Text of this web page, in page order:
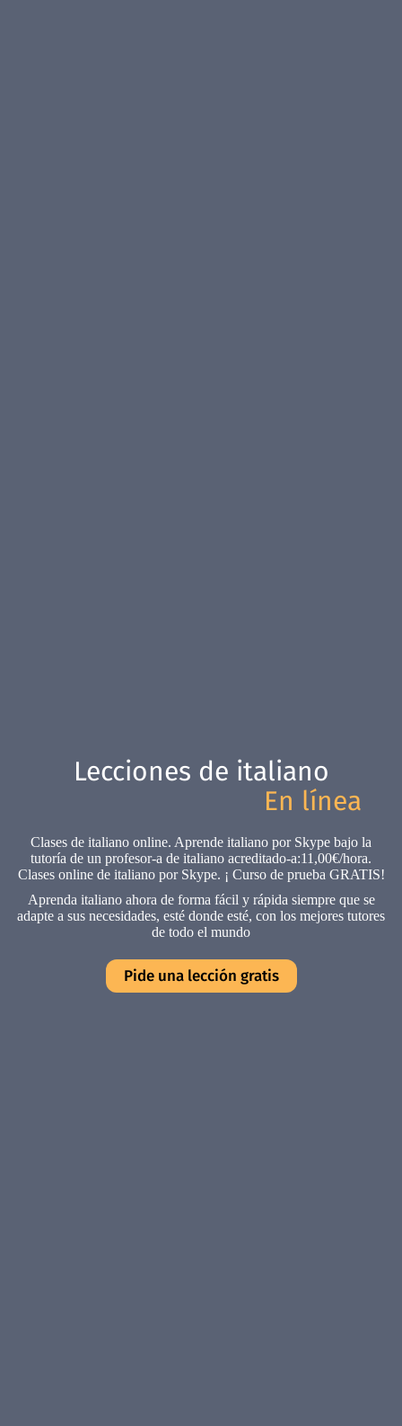
Lecciones de italiano
En línea
Clases de italiano online. Aprende italiano por Skype bajo la
tutoría de un profesor-a de italiano acreditado-a:11,00€/hora.
Clases online de italiano por Skype. ¡ Curso de prueba GRATIS!
Aprenda italiano ahora de forma fácil y rápida siempre que se
adapte a sus necesidades, esté donde esté, con los mejores tutores
de todo el mundo
Pide una lección gratis